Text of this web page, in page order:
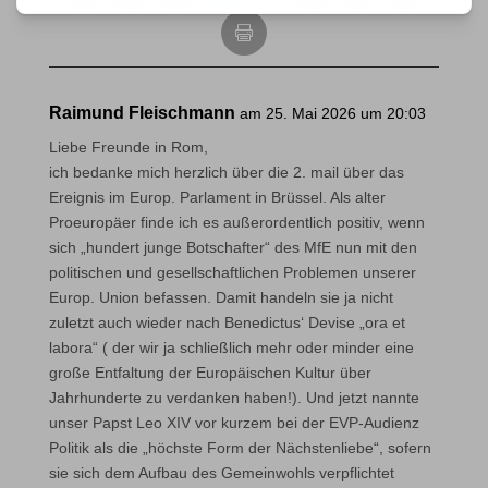
Raimund Fleischmann am 25. Mai 2026 um 20:03
Liebe Freunde in Rom,
ich bedanke mich herzlich über die 2. mail über das
Ereignis im Europ. Parlament in Brüssel. Als alter
Proeuropäer finde ich es außerordentlich positiv, wenn
sich „hundert junge Botschafter“ des MfE nun mit den
politischen und gesellschaftlichen Problemen unserer
Europ. Union befassen. Damit handeln sie ja nicht
zuletzt auch wieder nach Benedictus‘ Devise „ora et
labora“ ( der wir ja schließlich mehr oder minder eine
große Entfaltung der Europäischen Kultur über
Jahrhunderte zu verdanken haben!). Und jetzt nannte
unser Papst Leo XIV vor kurzem bei der EVP-Audienz
Politik als die „höchste Form der Nächstenliebe“, sofern
sie sich dem Aufbau des Gemeinwohls verpflichtet